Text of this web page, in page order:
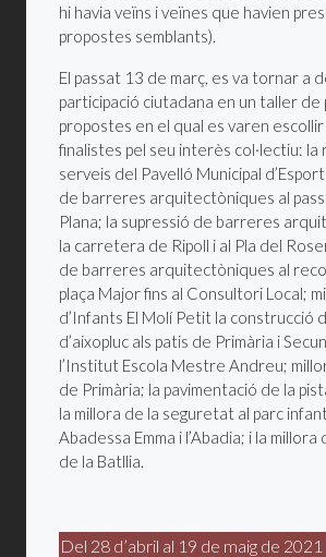
hi havia veïns i veïnes que havien
propostes semblants).
El passat 13 de març, es va tornar a
participació ciutadana en un taller
propostes en el qual es varen escollir
finalistes pel seu interès col·lectiu: la
serveis del Pavelló Municipal
de barreres arquitectòniques al
Plana; la supressió de barreres
la carretera de Ripoll i al Pla del
de barreres arquitectòniques al
plaça Major fins al Consultori Local;
d’Infants El Molí Petit la construcció
d’aixopluc als patis de Primària i
l’Institut Escola Mestre Andreu;
de Primària; la pavimentació de la
la millora de la seguretat al parc
Abadessa Emma i l’Abadia; i la millora
de la Batllia.
Del 28 d’abril al 19 de maig de 2021